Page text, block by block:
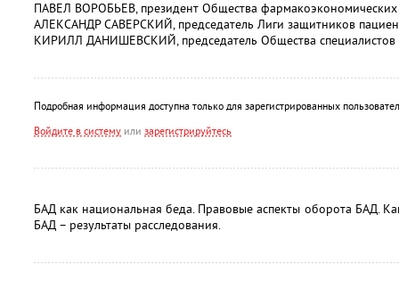
ПАВЕЛ ВОРОБЬЕВ, президент Общества фармакоэкономических
АЛЕКСАНДР САВЕРСКИЙ, председатель Лиги защитников
КИРИЛЛ ДАНИШЕВСКИЙ, председатель Общества специалистов
Подробная информация доступна только для зарегистрированных
Войдите в систему или зарегистрируйтесь
БАД как национальная беда. Правовые аспекты оборота БАД.
БАД – результаты расследования.